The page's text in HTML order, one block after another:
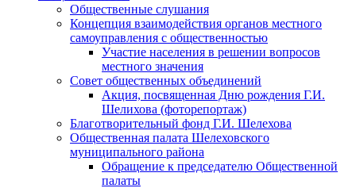
Общественные слушания
Концепция взаимодействия органов местного
самоуправления с общественностью
Участие населения в решении вопросов
местного значения
Совет общественных объединений
Акция, посвященная Дню рождения Г.И.
Шелихова (фоторепортаж)
Благотворительный фонд Г.И. Шелехова
Общественная палата Шелеховского
муниципального района
Обращение к председателю Общественной
палаты